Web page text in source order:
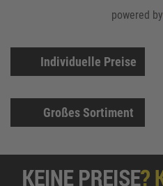
Individuelle Preise
Großes Sortiment
powered by